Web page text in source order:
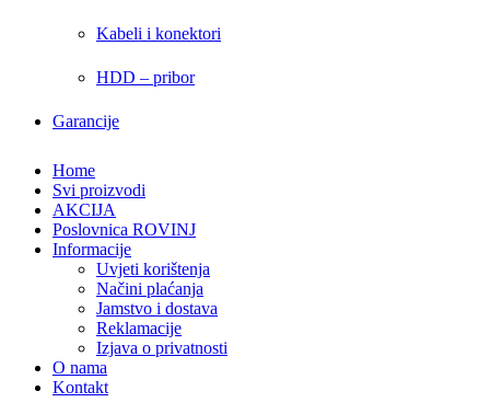
Kabeli i konektori
HDD – pribor
Garancije
Home
Svi proizvodi
AKCIJA
Poslovnica ROVINJ
Informacije
Uvjeti korištenja
Načini plaćanja
Jamstvo i dostava
Reklamacije
Izjava o privatnosti
O nama
Kontakt